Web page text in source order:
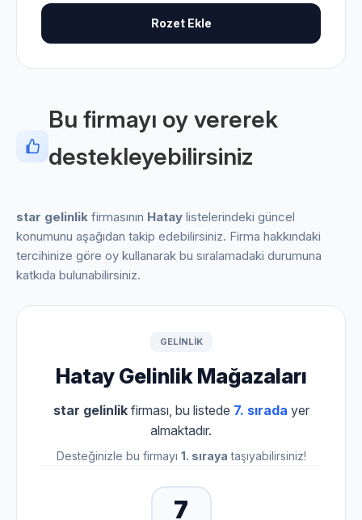
Rozet Ekle
Bu firmayı oy vererek
destekleyebilirsiniz
star gelinlik firmasının Hatay listelerindeki güncel
konumunu aşağıdan takip edebilirsiniz. Firma hakkındaki
tercihinize göre oy kullanarak bu sıralamadaki durumuna
katkıda bulunabilirsiniz.
GELINLIK
Hatay Gelinlik Mağazaları
star gelinlikfirması, bu listede 7. sırada yer
almaktadır.
Desteğinizle bu firmayı 1. sıraya taşıyabilirsiniz!
7